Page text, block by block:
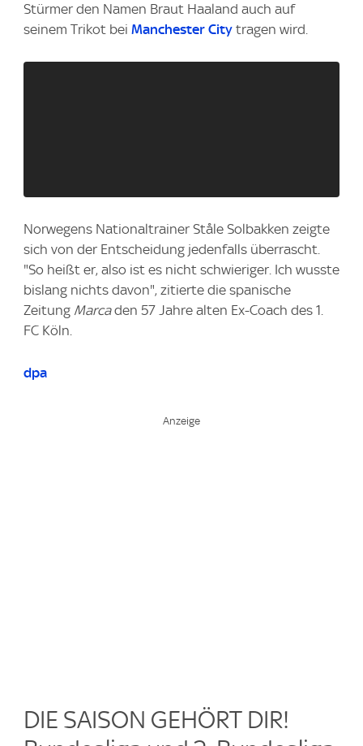
Stürmer den Namen Braut Haaland auch auf
seinem Trikot bei Manchester City tragen wird.
Norwegens Nationaltrainer Ståle Solbakken zeigte
sich von der Entscheidung jedenfalls überrascht.
"So heißt er, also ist es nicht schwieriger. Ich wusste
bislang nichts davon", zitierte die spanische
Zeitung Marcaden 57 Jahre alten Ex-Coach des 1.
FC Köln.
dpa
DIE SAISON GEHÖRT DIR!